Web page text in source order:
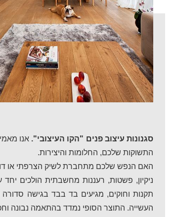
סגנונות עיצוב פנים "הקו העיצובי".אנו
התשוקות שלכם, החלומות והיצירות.
האם הנפש שלכם מתחברת לשיק הצרפתי או
ניקיון, פשטות, רעננות מחשבתית הולכים יחד
תקנות וחוקים, מגיעים בד בבד בגישה סדורה
העשייה. התוצר הסופי נמדד בהתאמה נבונה